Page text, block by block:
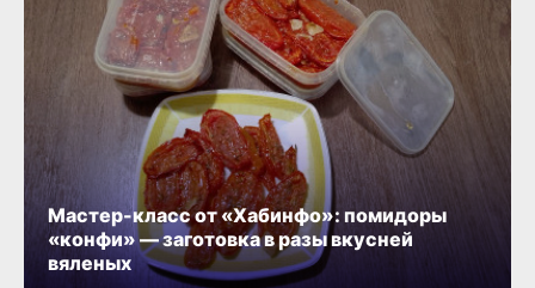
Мастер-класс от «Хабинфо»: помидоры
«конфи» — заготовка в разы вкусней
вяленых